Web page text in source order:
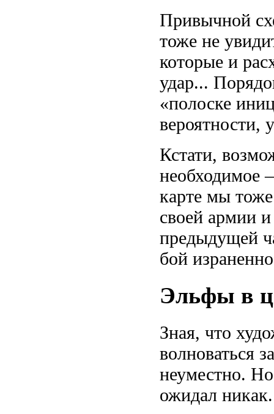
Привычной
тоже не
которые и
удар...
«полоске
вероятности,
Кстати,
необходимое
карте мы
своей армии
предыдущей
бой
Эльфы в
Зная, что
волноваться
неуместно.
ожидал никак.